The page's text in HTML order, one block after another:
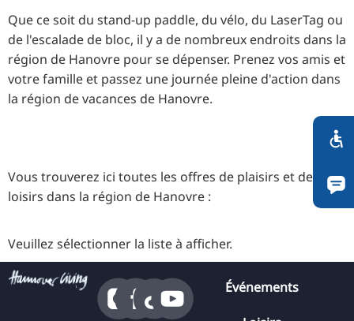
ZH
KO
JA
Que ce soit du stand-up paddle, du vélo, du LaserTag ou
de l'escalade de bloc, il y a de nombreux endroits dans la
région de Hanovre pour se dépenser. Prenez vos amis et
votre famille et passez une journée pleine d'action dans
la région de vacances de Hanovre.
Vous trouverez ici toutes les offres de plaisirs et de
loisirs dans la région de Hanovre :
Veuillez sélectionner la liste à afficher.
Événements